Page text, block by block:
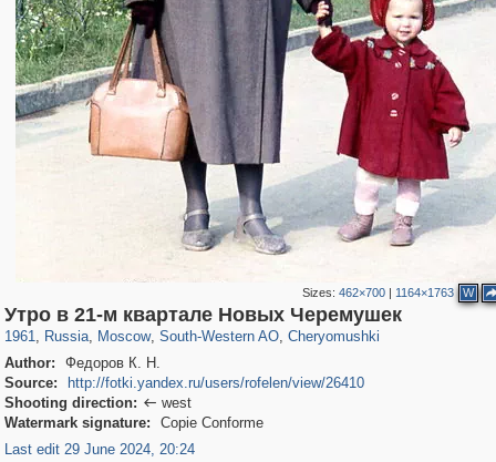
Sizes:462×700 | 1164×1763 W
Утро в 21-м квартале Новых Черемушек
1961, Russia
1,406,726 29,243
, Moscow
319,864 8,286
, South-Western AO
12,415 76
, Cheryomushki
999 8
Author:
Федоров К. Н.
Source:
http://fotki.yandex.ru/users/rofelen/view/26410
Shooting direction:  west
Watermark signature:
Copie Conforme
Last edit 29 June 2024, 20:24